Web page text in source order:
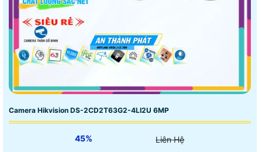
Camera Hikvision DS-2CD2T63G2-4LI2U 6MP
45% Liên Hệ